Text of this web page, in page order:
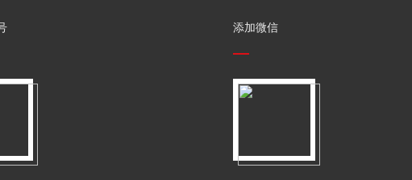
添加微信